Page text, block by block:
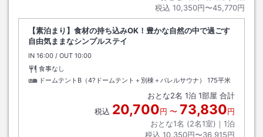
税込 10,350円〜45,770円
【素泊まり】食材の持ち込みOK！豊かな自然の中で過ごす
自由気ままなシンプルステイ
IN チェックイン
16:00 / OUT チェックアウト
10:00
食事なし
ドームテントB（4?ドームテント＋別棟＋バレルサウナ）
175平米
おとな2名 1泊 1部屋 合計
税込 20,700円 〜 73,830円
おとな1名 (2名1室)｜ 1泊
税込 10,350円〜36,915円